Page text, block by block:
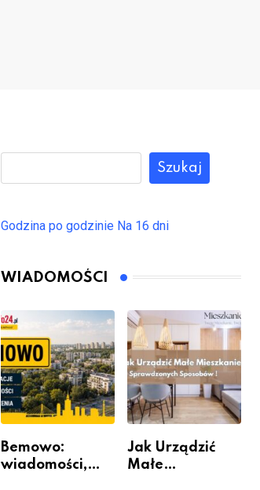
Szukaj
Godzina po godzinie Na 16 dni
WIADOMOŚCI
Bemowo:
wiadomości,
Jak Urządzić
Małe